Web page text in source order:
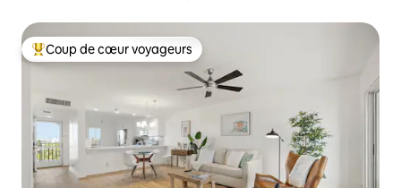
Coups de cœur voyageurs les plus appréciés
Coup de cœur voyageurs